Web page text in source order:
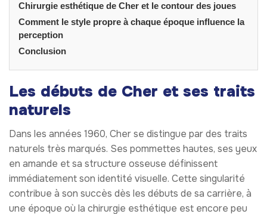
Chirurgie esthétique de Cher et le contour des joues
Comment le style propre à chaque époque influence la
perception
Conclusion
Les débuts de Cher et ses traits
naturels
Dans les années 1960, Cher se distingue par des traits
naturels très marqués. Ses pommettes hautes, ses yeux
en amande et sa structure osseuse définissent
immédiatement son identité visuelle. Cette singularité
contribue à son succès dès les débuts de sa carrière, à
une époque où la chirurgie esthétique est encore peu